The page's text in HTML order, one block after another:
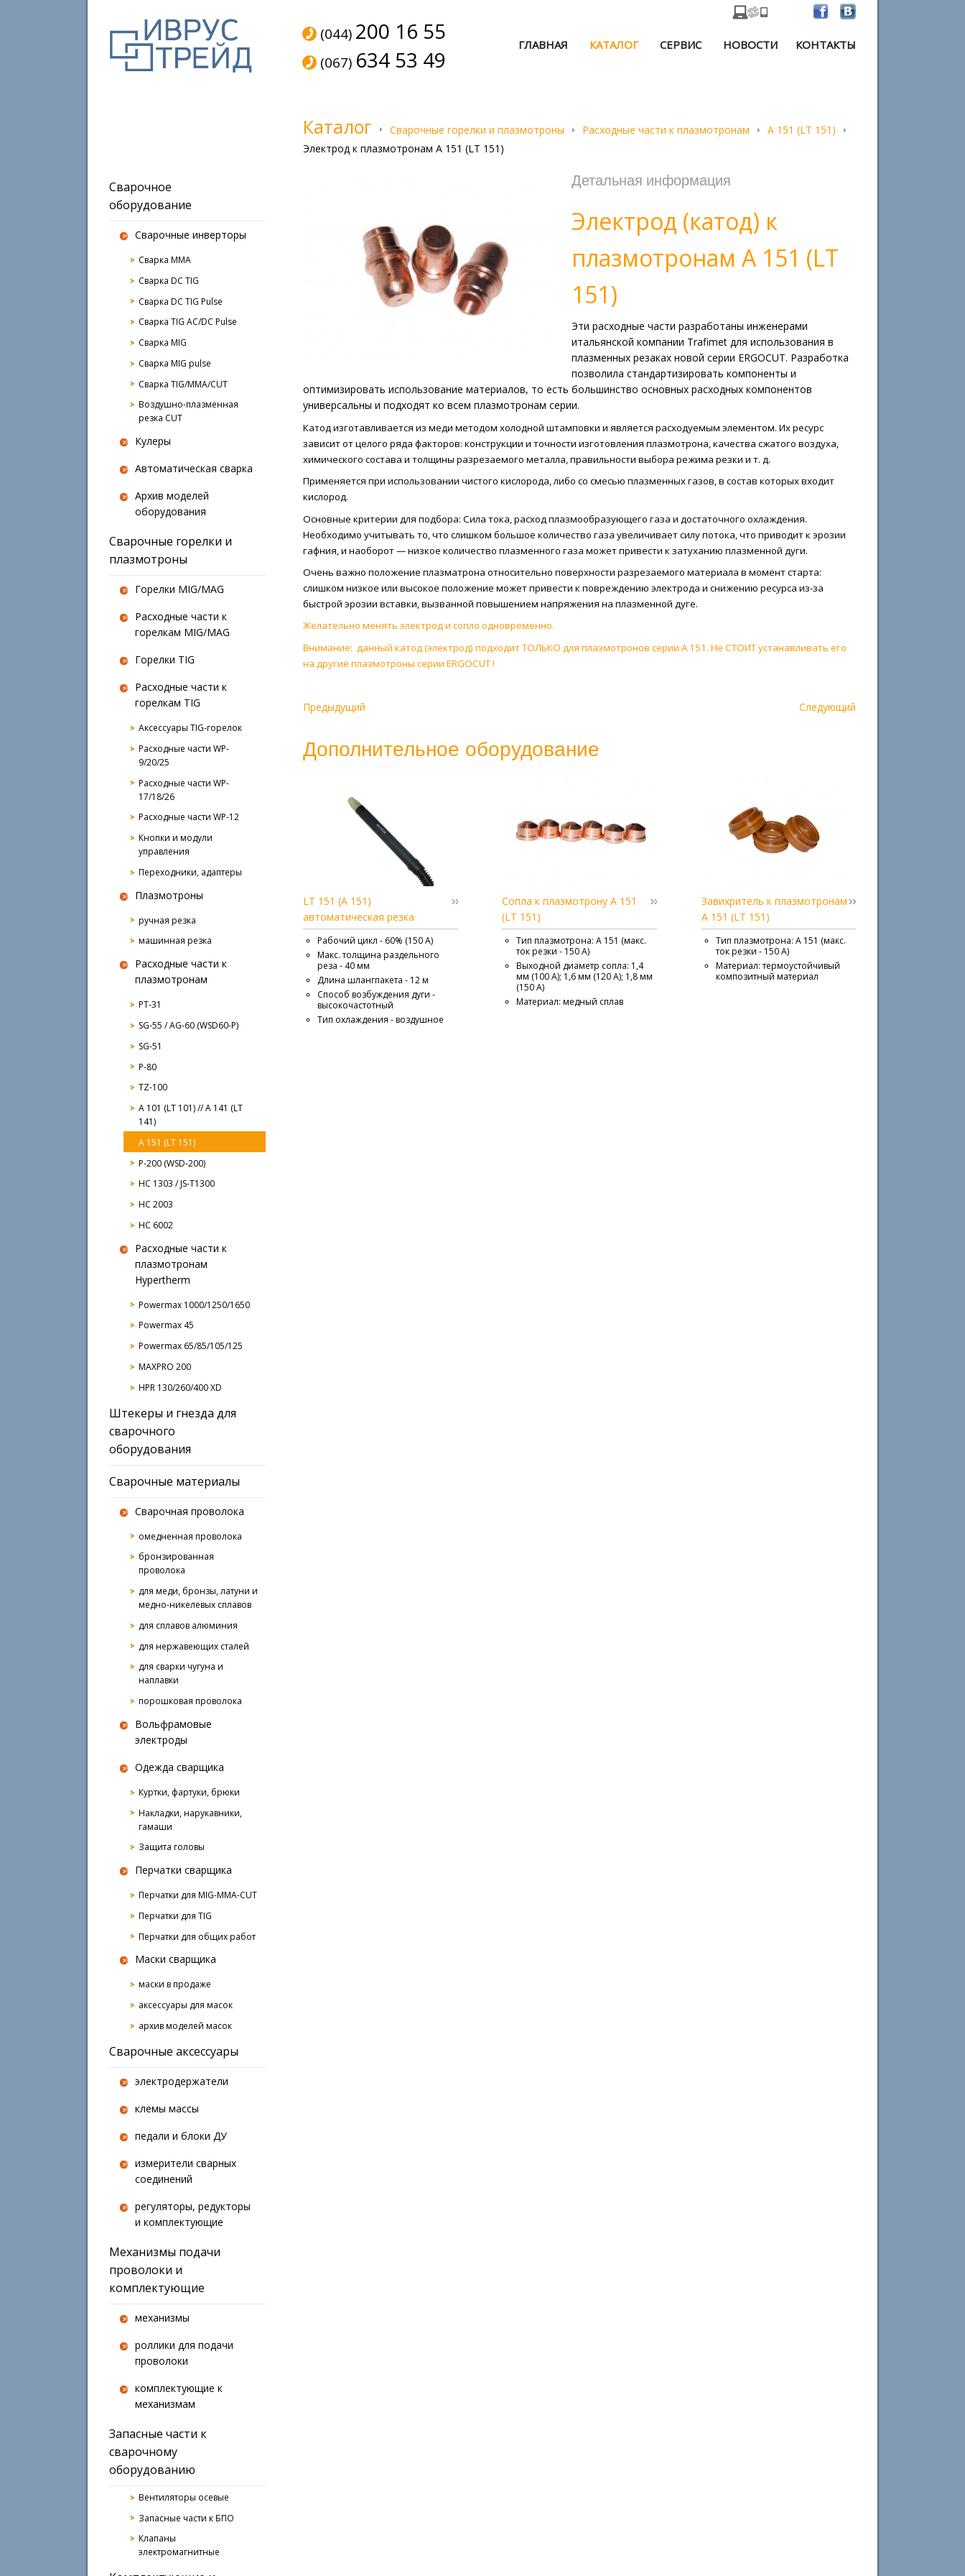
(044) 200 16 55
(067) 634 53 49
ГЛАВНАЯ КАТАЛОГ СЕРВИС НОВОСТИ КОНТАКТЫ
Каталог Сварочные горелки и плазмотроны Расходные части к плазмотронам
A 151 (LT 151)
Электрод к плазмотронам А 151 (LT 151)
Сварочное
оборудование
Сварочные инверторы
Сварка MMA
Сварка DC TIG
Сварка DC TIG Pulse
Сварка TIG AC/DC Pulse
Сварка MIG
Сварка MIG pulse
Сварка TIG/MMA/CUT
Воздушно-плазменная
резка CUT
Кулеры
Автоматическая сварка
Архив моделей
оборудования
Сварочные горелки и
плазмотроны
Горелки MIG/MAG
Расходные части к
горелкам MIG/MAG
Горелки TIG
Расходные части к
горелкам TIG
Аксессуары TIG-горелок
Расходные части WP-
9/20/25
Расходные части WP-
17/18/26
Расходные части WP-12
Кнопки и модули
управления
Переходники, адаптеры
Плазмотроны
ручная резка
машинная резка
Расходные части к
плазмотронам
PT-31
SG-55 / AG-60 (WSD60-P)
SG-51
P-80
TZ-100
A 101 (LT 101) // A 141 (LT
141)
A 151 (LT 151)
P-200 (WSD-200)
HC 1303 / JS-T1300
HC 2003
HC 6002
Расходные части к
плазмотронам
Hypertherm
Powermax 1000/1250/1650
Powermax 45
Powermax 65/85/105/125
MAXPRO 200
HPR 130/260/400 XD
Штекеры и гнезда для
сварочного
оборудования
Сварочные материалы
Сварочная проволока
омедненная проволока
бронзированная
проволока
для меди, бронзы, латуни и
медно-никелевых сплавов
для сплавов алюминия
для нержавеющих сталей
для сварки чугуна и
наплавки
порошковая проволока
Вольфрамовые
электроды
Одежда сварщика
Куртки, фартуки, брюки
Накладки, нарукавники,
гамаши
Защита головы
Перчатки сварщика
Перчатки для MIG-MMA-CUT
Перчатки для TIG
Перчатки для общих работ
Маски сварщика
маски в продаже
аксессуары для масок
архив моделей масок
Сварочные аксессуары
электродержатели
клемы массы
педали и блоки ДУ
измерители сварных
соединений
регуляторы, редукторы
и комплектующие
Механизмы подачи
проволоки и
комплектующие
механизмы
роллики для подачи
проволоки
комплектующие к
механизмам
Запасные части к
сварочному
оборудованию
Вентиляторы осевые
Запасные части к БПО
Клапаны
электромагнитные
Детальная информация
Электрод (катод) к
плазмотронам А 151 (LT
151)
Эти расходные части разработаны инженерами
итальянской компании Trafimet для использования в
плазменных резаках новой серии ERGOCUT. Разработка
позволила стандартизировать компоненты и
оптимизировать использование материалов, то есть большинство основных расходных компонентов
универсальны и подходят ко всем плазмотронам серии.
Катод изготавливается из меди методом холодной штамповки и является расходуемым элементом. Их ресурс
зависит от целого ряда факторов: конструкции и точности изготовления плазмотрона, качества сжатого воздуха,
химического состава и толщины разрезаемого металла, правильности выбора режима резки и т. д.
Применяется при использовании чистого кислорода, либо со смесью плазменных газов, в состав которых входит
кислород.
Основные критерии для подбора: Сила тока, расход плазмообразующего газа и достаточного охлаждения.
Необходимо учитывать то, что слишком большое количество газа увеличивает силу потока, что приводит к эрозии
гафния, и наоборот — низкое количество плазменного газа может привести к затуханию плазменной дуги.
Очень важно положение плазматрона относительно поверхности разрезаемого материала в момент старта:
слишком низкое или высокое положение может привести к повреждению электрода и снижению ресурса из-за
быстрой эрозии вставки, вызванной повышением напряжения на плазменной дуге.
Желательно менять электрод и сопло одновременно.
Внимание: данный катод (электрод) подходит ТОЛЬКО для плазмотронов серии A 151. Не СТОИТ устанавливать его
на другие плазмотроны серии ERGOCUT !
Предыдущий Следующий
Дополнительное оборудование
LT 151 (A 151)
автоматическая резка
Рабочий цикл - 60% (150 А)
Макс. толщина раздельного
реза - 40 мм
Длина шлангпакета - 12 м
Способ возбуждения дуги -
высокочастотный
Тип охлаждения - воздушное
Сопла к плазмотрону А 151
(LT 151)
Тип плазмотрона: А 151 (макс.
ток резки - 150 А)
Выходной диаметр сопла: 1,4
мм (100 А); 1,6 мм (120 А); 1,8 мм
(150 А)
Материал: медный сплав
Завихритель к плазмотронам
А 151 (LT 151)
Тип плазмотрона: А 151 (макс.
ток резки - 150 А)
Материал: термоустойчивый
композитный материал